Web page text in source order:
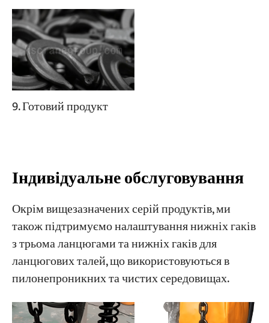
9. Готовий продукт
Індивідуальне обслуговування
Окрім вищезазначених серій продуктів, ми
також підтримуємо налаштування нижніх гаків
з трьома ланцюгами та нижніх гаків для
ланцюгових талей, що використовуються в
пилонепроникних та чистих середовищах.